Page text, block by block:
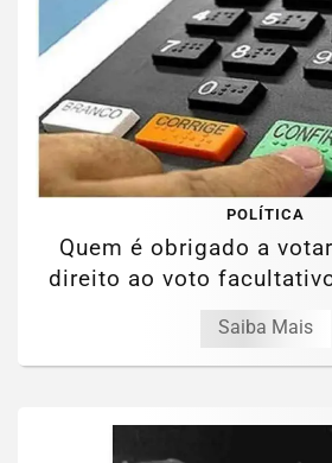
POLÍTICA
Quem é obrigado a
direito ao voto
Saiba Mais